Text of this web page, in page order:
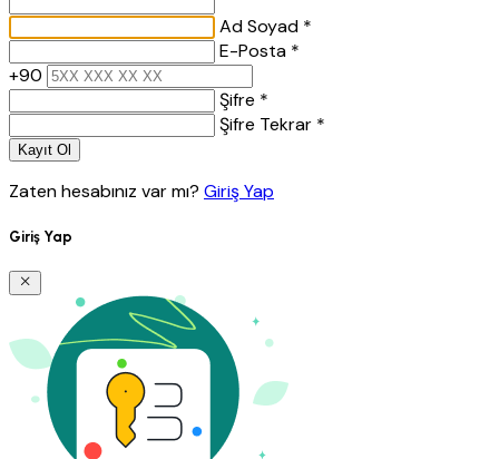
Ad Soyad *
E-Posta *
+90
Şifre *
Şifre Tekrar *
Kayıt Ol
Zaten hesabınız var mı? Giriş Yap
Giriş Yap